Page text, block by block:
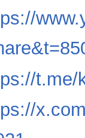
t.me/